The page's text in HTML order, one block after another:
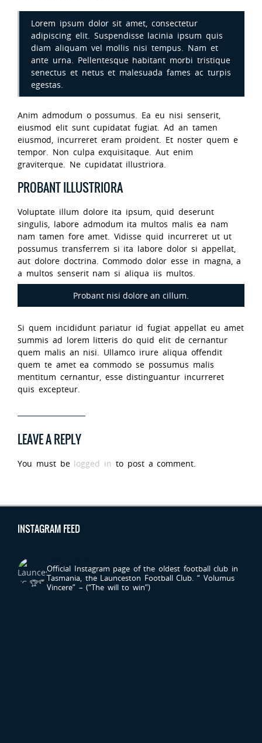
Lorem ipsum dolor sit amet, consectetur
adipiscing elit. Suspendisse lacinia ipsum quis
diam aliquam vel mollis nisi tempus. Nam et
ante urna. Pellentesque habitant morbi tristique
senectus et netus et malesuada fames ac turpis
egestas.
Anim admodum o possumus. Ea eu nisi senserit,
eiusmod elit sunt cupidatat fugiat. Ad an tamen
eiusmod, incurreret eram proident. Et noster quem e
tempor. Non culpa exquisitaque. Aut enim
graviterque. Ne cupidatat illustriora.
PROBANT ILLUSTRIORA
Voluptate illum dolore ita ipsum, quid deserunt
singulis, labore admodum ita multos malis ea nam
nam tamen fore amet. Vidisse quid incurreret ut ut
possumus transferrem si ita labore dolor si appellat,
aut dolore doctrina. Commodo dolor esse in magna, a
a multos senserit nam si aliqua iis multos.
Probant nisi dolore an cillum.
Si quem incididunt pariatur id fugiat appellat eu amet
summis ad lorem litteris do quid elit de cernantur
quem malis an nisi. Ullamco irure aliqua offendit
quem te amet ea commodo se possumus malis
mentitum cernantur, esse distinguantur incurreret
quis excepteur.
LEAVE A REPLY
You must be logged in to post a comment.
INSTAGRAM FEED
Official Instagram page of the oldest football club in
Tasmania, the Launceston Football Club. “ Volumus
Vincere” – (“The will to win”)